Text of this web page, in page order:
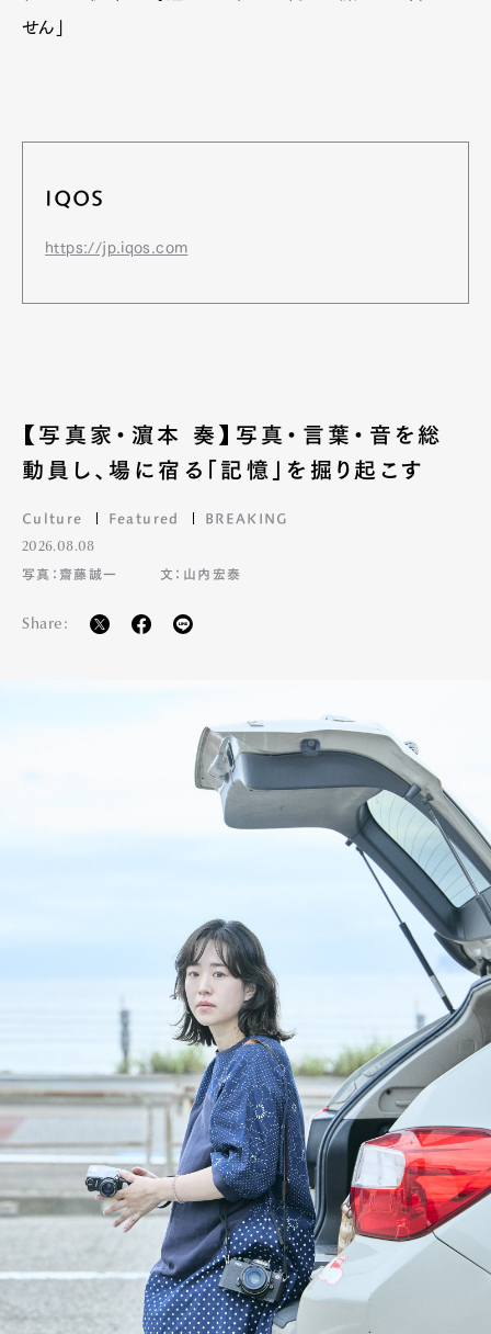
せん」
IQOS
https://jp.iqos.com
【写真家・濵本 奏】写真・言葉・音を総
動員し、場に宿る「記憶」を掘り起こす
Culture Featured BREAKING
2026.08.08
写真：齋藤誠一
文：山内宏泰
Share: